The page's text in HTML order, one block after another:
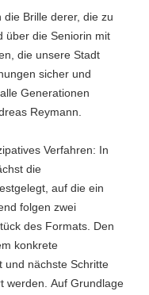
die Brille derer, die zu
über die Seniorin mit
die unsere Stadt
sicher und
Generationen
Reymann.
Verfahren: In
die
auf die ein
folgen zwei
des Formats. Den
konkrete
und nächste Schritte
werden. Auf Grundlage